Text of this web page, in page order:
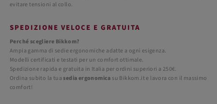
evitare tensioni al collo.
SPEDIZIONE VELOCE E GRATUITA
Perché scegliere Bikkom?
Ampia gamma di sedie ergonomiche adatte a ogni esigenza.
Modelli certificati e testati per un comfort ottimale.
Spedizione rapida e gratuita in Italia per ordini superiori a 250€.
Ordina subito la tua sedia ergonomica su Bikkom.it e lavora con il massimo
comfort!